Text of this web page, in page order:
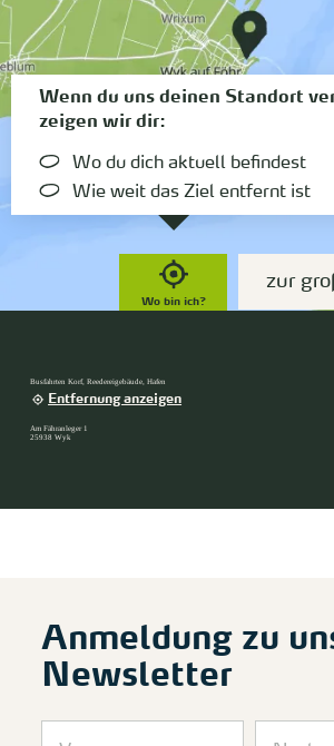
Wo bin ich?
Wenn du uns deinen Standort
zeigen wir dir:
Wo du dich aktuell befindest
Wie weit das Ziel entfernt ist
zur
Busfahrten Korf, Reedereigebäude, Hafen
Entfernung anzeigen
Am Fähranleger 1
25938 Wyk
Anmeldung zu
Newsletter